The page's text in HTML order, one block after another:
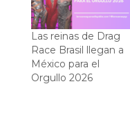
Las reinas de Drag
Race Brasil llegan a
México para el
Orgullo 2026